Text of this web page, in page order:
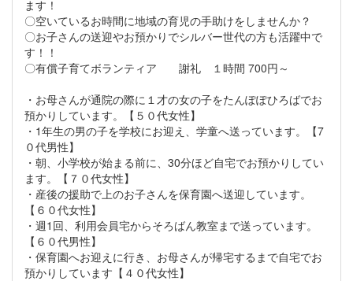
ます！
〇空いているお時間に地域の育児の手助けをしませんか？
〇お子さんの送迎やお預かりでシルバー世代の方も活躍中で
す！！
〇有償子育てボランティア 謝礼 １時間 700円～
・お母さんが通院の際に１才の女の子をたんぽぽひろばでお
預かりしています。【５０代女性】
・1年生の男の子を学校にお迎え、学童へ送っています。【7
０代男性】
・朝、小学校が始まる前に、30分ほど自宅でお預かりしてい
ます。【７０代女性】
・産後の援助で上のお子さんを保育園へ送迎しています。
【６０代女性】
・週1回、利用会員宅からそろばん教室まで送っています。
【６０代男性】
・保育園へお迎えに行き、お母さんが帰宅するまで自宅でお
預かりしています【４０代女性】